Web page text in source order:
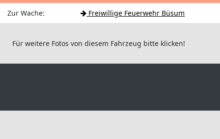
Zur Wache: Freiwillige Feuerwehr Büsum
Für weitere Fotos von diesem Fahrzeug bitte klicken!